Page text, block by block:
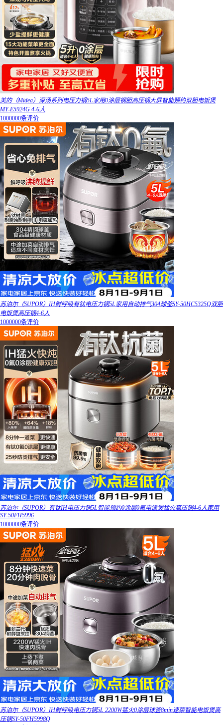
美的（Midea）深汤系列电压力锅5L家用0涂层钢胆高压锅大屏智能预约双胆电饭煲
MY-E5924G 4-6人
1000000条评价
苏泊尔（SUPOR）IH鲜呼吸有钛电压力锅5L家用自动排气304球釜SY-50HC5325Q双胆
电饭煲高压锅4-6人
1000000条评价
苏泊尔（SUPOR）有钛IH电压力锅5L智能预约0涂层0氟电饭煲猛火高压锅4-6人家用
SY-50FH5996
1000000条评价
苏泊尔（SUPOR）IH鲜呼吸电压力锅5L 2200W猛火0涂层球釜8min速菜智能电饭煲高
压锅SY-50FH5998Q